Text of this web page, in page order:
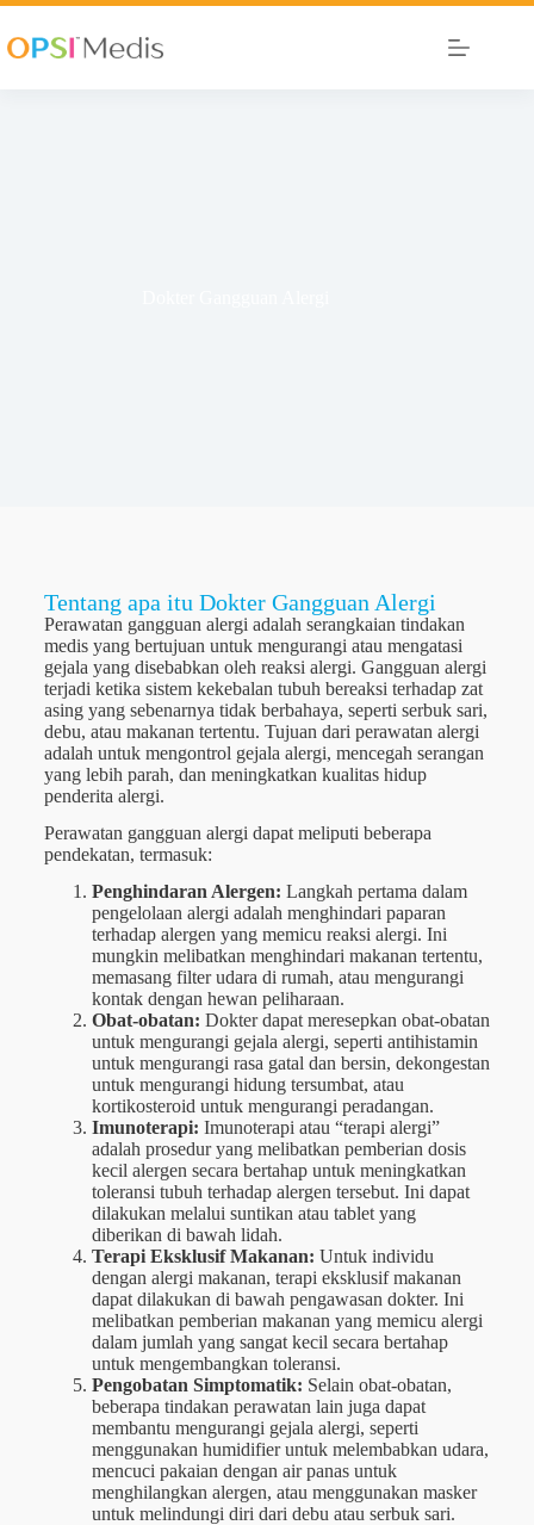
Tentang apa itu Dokter Gangguan Alergi
Perawatan gangguan alergi adalah serangkaian tindakan
medis yang bertujuan untuk mengurangi atau mengatasi
gejala yang disebabkan oleh reaksi alergi. Gangguan alergi
terjadi ketika sistem kekebalan tubuh bereaksi terhadap zat
asing yang sebenarnya tidak berbahaya, seperti serbuk sari,
debu, atau makanan tertentu. Tujuan dari perawatan alergi
adalah untuk mengontrol gejala alergi, mencegah serangan
yang lebih parah, dan meningkatkan kualitas hidup
penderita alergi.
Perawatan gangguan alergi dapat meliputi beberapa
pendekatan, termasuk:
Penghindaran Alergen: Langkah pertama dalam
pengelolaan alergi adalah menghindari paparan
terhadap alergen yang memicu reaksi alergi. Ini
mungkin melibatkan menghindari makanan tertentu,
memasang filter udara di rumah, atau mengurangi
kontak dengan hewan peliharaan.
Obat-obatan: Dokter dapat meresepkan obat-obatan
untuk mengurangi gejala alergi, seperti antihistamin
untuk mengurangi rasa gatal dan bersin, dekongestan
untuk mengurangi hidung tersumbat, atau
kortikosteroid untuk mengurangi peradangan.
Imunoterapi: Imunoterapi atau “terapi alergi”
adalah prosedur yang melibatkan pemberian dosis
kecil alergen secara bertahap untuk meningkatkan
toleransi tubuh terhadap alergen tersebut. Ini dapat
dilakukan melalui suntikan atau tablet yang
diberikan di bawah lidah.
Terapi Eksklusif Makanan: Untuk individu
dengan alergi makanan, terapi eksklusif makanan
dapat dilakukan di bawah pengawasan dokter. Ini
melibatkan pemberian makanan yang memicu alergi
dalam jumlah yang sangat kecil secara bertahap
untuk mengembangkan toleransi.
Pengobatan Simptomatik: Selain obat-obatan,
beberapa tindakan perawatan lain juga dapat
membantu mengurangi gejala alergi, seperti
menggunakan humidifier untuk melembabkan udara,
mencuci pakaian dengan air panas untuk
menghilangkan alergen, atau menggunakan masker
untuk melindungi diri dari debu atau serbuk sari.